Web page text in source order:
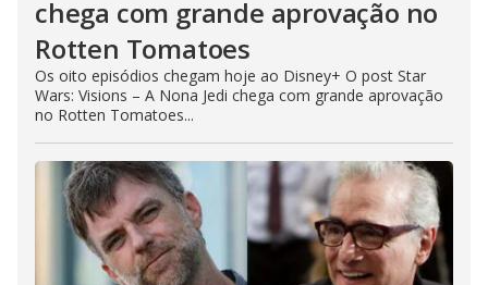
chega com grande aprovação no
Rotten Tomatoes
Os oito episódios chegam hoje ao Disney+ O post Star
Wars: Visions – A Nona Jedi chega com grande aprovação
no Rotten Tomatoes...